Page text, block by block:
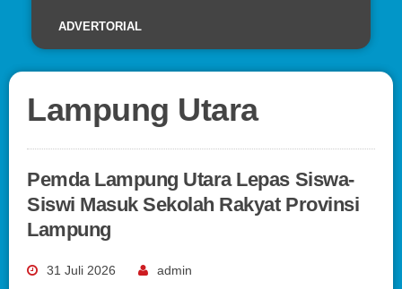
ADVERTORIAL
Lampung Utara
Pemda Lampung Utara Lepas Siswa-
Siswi Masuk Sekolah Rakyat Provinsi
Lampung
31 Juli 2026 admin